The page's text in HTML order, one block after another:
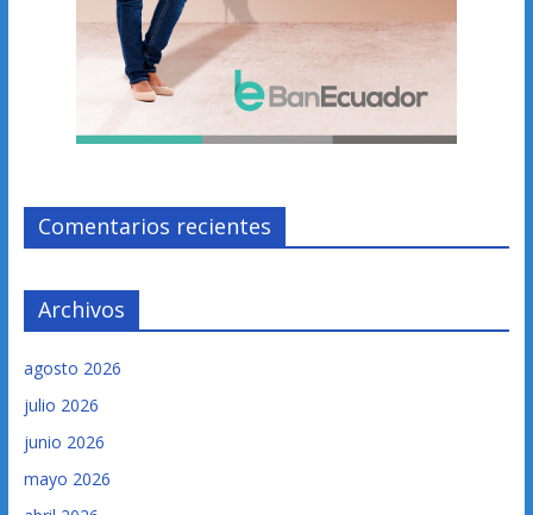
Comentarios recientes
Archivos
agosto 2026
julio 2026
junio 2026
mayo 2026